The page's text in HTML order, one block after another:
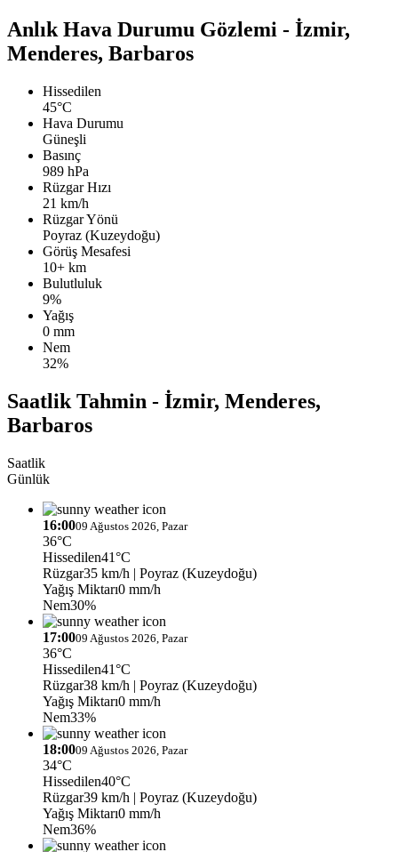
Anlık Hava Durumu Gözlemi - İzmir,
Menderes, Barbaros
Hissedilen
45°C
Hava Durumu
Güneşli
Basınç
989 hPa
Rüzgar Hızı
21 km/h
Rüzgar Yönü
Poyraz (Kuzeydoğu)
Görüş Mesafesi
10+ km
Bulutluluk
9%
Yağış
0 mm
Nem
32%
Saatlik Tahmin - İzmir, Menderes,
Barbaros
Saatlik
Günlük
16:0009 Ağustos 2026, Pazar
36°C
Hissedilen41°C
Rüzgar35 km/h | Poyraz (Kuzeydoğu)
Yağış Miktarı0 mm/h
Nem30%
17:0009 Ağustos 2026, Pazar
36°C
Hissedilen41°C
Rüzgar38 km/h | Poyraz (Kuzeydoğu)
Yağış Miktarı0 mm/h
Nem33%
18:0009 Ağustos 2026, Pazar
34°C
Hissedilen40°C
Rüzgar39 km/h | Poyraz (Kuzeydoğu)
Yağış Miktarı0 mm/h
Nem36%